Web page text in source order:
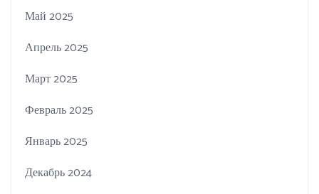
Май 2025
Апрель 2025
Март 2025
Февраль 2025
Январь 2025
Декабрь 2024